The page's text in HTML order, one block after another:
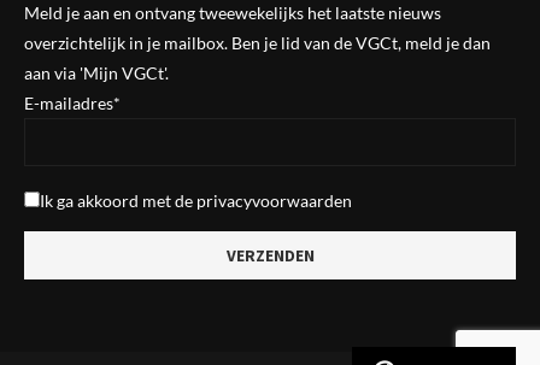
Meld je aan en ontvang tweewekelijks het laatste nieuws
overzichtelijk in je mailbox. Ben je lid van de VGCt, meld je dan
aan via 'Mijn VGCt'.
E-mailadres*
Ik ga akkoord met de privacyvoorwaarden